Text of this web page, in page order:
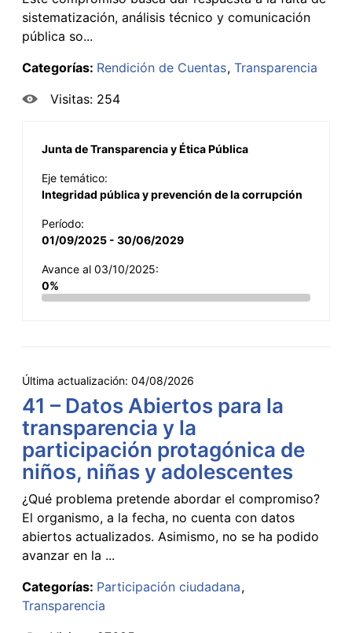
sistematización, análisis técnico y comunicación
pública so...
Categorías: Rendición de Cuentas Transparencia
Visitas: 254
Junta de Transparencia y Ética Pública
Eje temático:
Integridad pública y prevención de la corrupción
Período:
01/09/2025 - 30/06/2029
Avance al 03/10/2025:
0%
Última actualización: 04/08/2026
41 – Datos Abiertos para la
transparencia y la
participación protagónica de
niños, niñas y adolescentes
¿Qué problema pretende abordar el compromiso?
El organismo, a la fecha, no cuenta con datos
abiertos actualizados. Asimismo, no se ha podido
avanzar en la ...
Categorías: Participación ciudadana
Transparencia